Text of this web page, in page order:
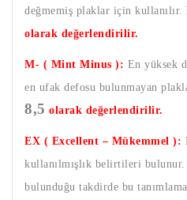
değmemiş plaklar için kullanılır.
olarak değerlendirilir.
M- ( Mint Minus ): En yüksek
en ufak defosu bulunmayan
8,5 olarak değerlendirilir.
EX ( Excellent – Mükemmel ):
kullanılmışlık belirtileri
bulunduğu takdirde bu